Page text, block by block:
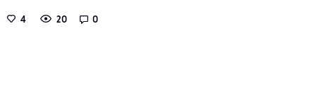
4 20 0